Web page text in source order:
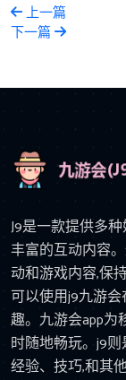
上一篇
下一篇
J9是一款提供多
丰富的互动内容
动和游戏内容,保
可以使用j9九游
趣。九游会app为
时随地畅玩。j9
经验、技巧,和其